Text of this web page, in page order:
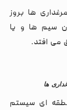
ها بروز
سیم ها و یا
می افتد.
ها
ای سیستم